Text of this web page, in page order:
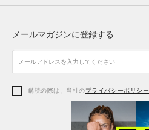
アクセサリー
アクセサリー
シューズ
アクセサリー
シューズ
メールマガジンに登録する
購読の際は、当社のプライバシーポリシー